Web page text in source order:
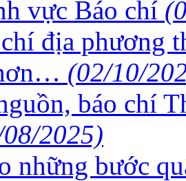
vực Báo chí
địa phương
(02/10/
báo chí
2025)
những bước